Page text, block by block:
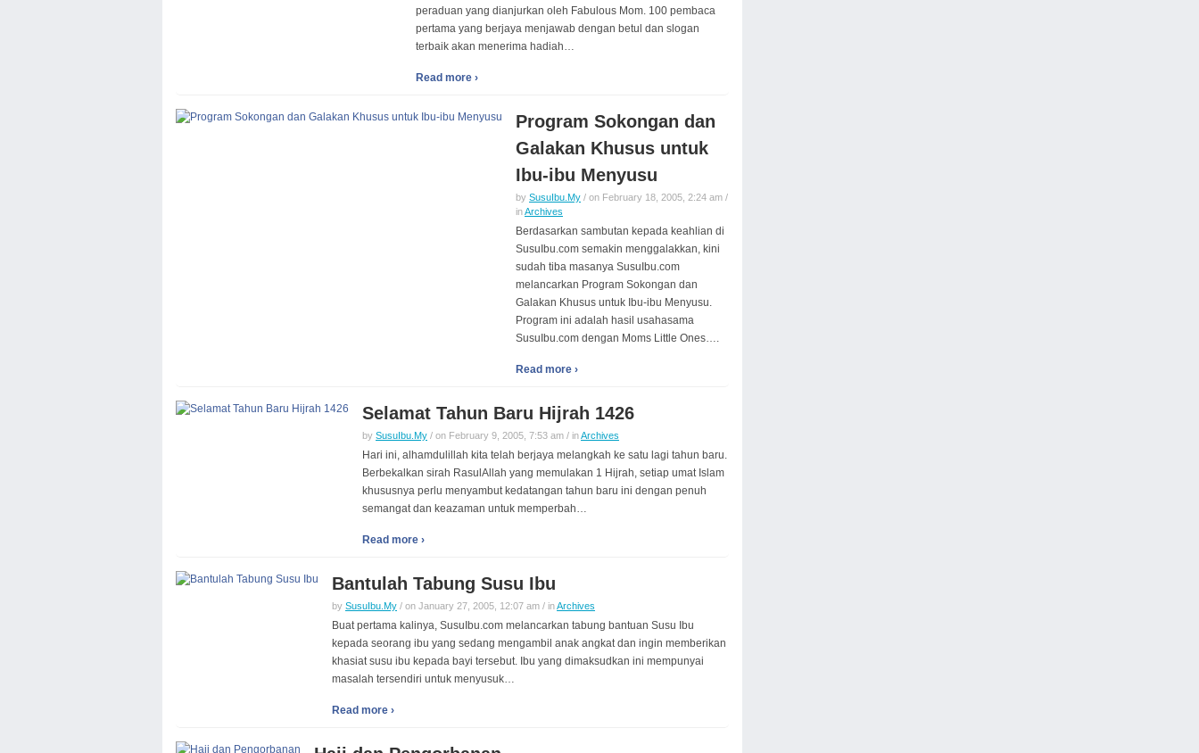
peraduan yang dianjurkan oleh Fabulous Mom. 100 pembaca
pertama yang berjaya menjawab dengan betul dan slogan
terbaik akan menerima hadiah…
Read more ›
Program Sokongan dan
Galakan Khusus untuk
Ibu-ibu Menyusu
by SusuIbu.My / on February 18, 2005, 2:24 am /
inArchives
Berdasarkan sambutan kepada keahlian di
SusuIbu.com semakin menggalakkan, kini
sudah tiba masanya SusuIbu.com
melancarkan Program Sokongan dan
Galakan Khusus untuk Ibu-ibu Menyusu.
Program ini adalah hasil usahasama
SusuIbu.com dengan Moms Little Ones….
Read more ›
Selamat Tahun Baru Hijrah 1426
by SusuIbu.My / on February 9, 2005, 7:53 am / inArchives
Hari ini, alhamdulillah kita telah berjaya melangkah ke satu lagi tahun baru.
Berbekalkan sirah RasulAllah yang memulakan 1 Hijrah, setiap umat Islam
khususnya perlu menyambut kedatangan tahun baru ini dengan penuh
semangat dan keazaman untuk memperbah…
Read more ›
Bantulah Tabung Susu Ibu
by SusuIbu.My / on January 27, 2005, 12:07 am / inArchives
Buat pertama kalinya, SusuIbu.com melancarkan tabung bantuan Susu Ibu
kepada seorang ibu yang sedang mengambil anak angkat dan ingin memberikan
khasiat susu ibu kepada bayi tersebut. Ibu yang dimaksudkan ini mempunyai
masalah tersendiri untuk menyusuk…
Read more ›